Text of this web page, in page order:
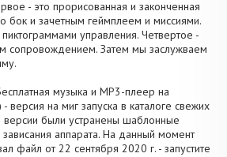
- это прорисованная и законченная
бок и зачетным геймплеем и миссиями.
управления. Четвертое -
сопровождением. Затем мы заслужваем
музыка и MP3-плеер на
версия на миг запуска в каталоге свежих
были устранены шаблонные
аппарата. На данный момент
файл от 22 сентября 2020 г. - запустите